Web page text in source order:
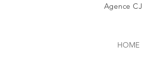
Agence CJ
HOME